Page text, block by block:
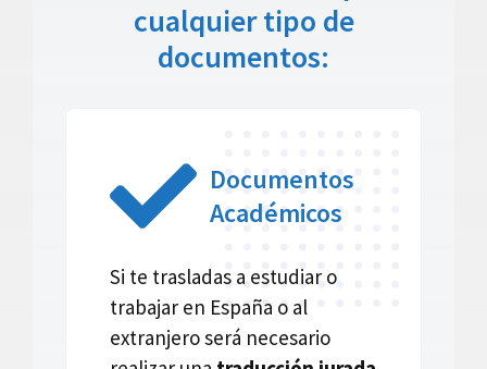
cualquier tipo de
documentos:
Documentos
Académicos
Si te trasladas a estudiar o
trabajar en España o al
extranjero será necesario